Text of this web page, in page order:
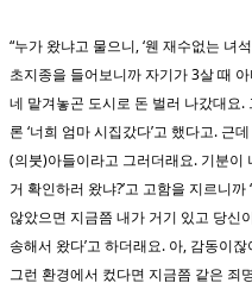
“누가 왔냐고 물으니, ‘웬 재수없는 녀
초지종을 들어보니까 자기가 3살 때
네 맡겨놓곤 도시로 돈 벌러 나갔대요
론 ‘너희 엄마 시집갔다’고 했다고. 근
(의붓)아들이라고 그러더래요. 기분이
거 확인하러 왔냐?’고 고함을 지르니
않았으면 지금쯤 내가 거기 있고 당신
송해서 왔다’고 하더래요. 아, 감동이
그런 환경에서 컸다면 지금쯤 같은 죄